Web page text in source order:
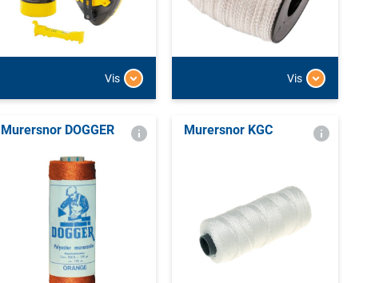
Vis Vis
Murersnor DOGGER Murersnor KGC